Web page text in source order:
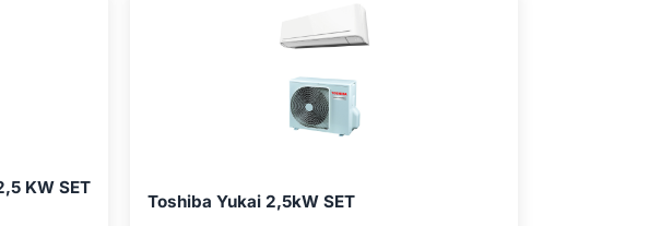
KW SET
Toshiba Yukai 2,5kW SET